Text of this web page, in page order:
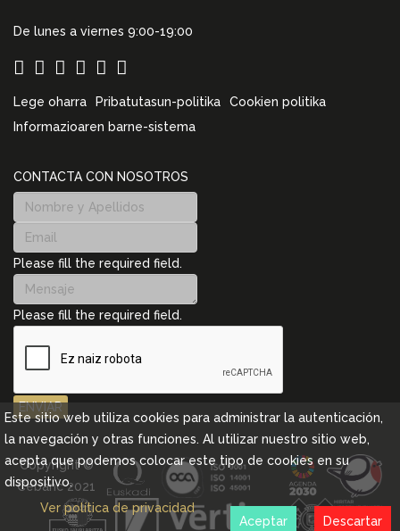
De lunes a viernes 9:00-19:00
Lege oharra Pribatutasun-politika
Cookien politika
Informazioaren barne-sistema
CONTACTA CON NOSOTROS
Please fill the required field.
Please fill the required field.
ENVIAR
Copyright ©
Cebanc 2021
Este sitio web utiliza cookies para administrar la autenticación,
la navegación y otras funciones. Al utilizar nuestro sitio web,
acepta que podemos colocar este tipo de cookies en su
dispositivo.
Ver política de privacidad
Descartar
Aceptar